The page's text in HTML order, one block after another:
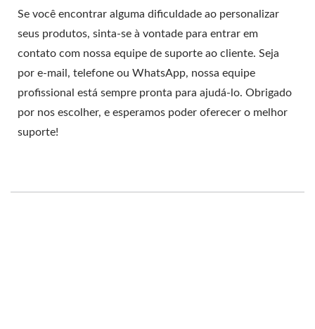
Se você encontrar alguma dificuldade ao personalizar
seus produtos, sinta-se à vontade para entrar em
contato com nossa equipe de suporte ao cliente. Seja
por e-mail, telefone ou WhatsApp, nossa equipe
profissional está sempre pronta para ajudá-lo. Obrigado
por nos escolher, e esperamos poder oferecer o melhor
suporte!